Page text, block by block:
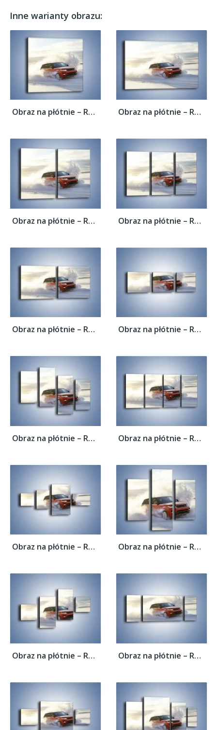
Inne warianty obrazu:
Obraz na płótnie – Rover Range Sport w... Obraz na płótnie – Rover Range Sport w...
Obraz na płótnie – Rover Range Sport w... Obraz na płótnie – Rover Range Sport w...
Obraz na płótnie – Rover Range Sport w... Obraz na płótnie – Rover Range Sport w...
Obraz na płótnie – Rover Range Sport w... Obraz na płótnie – Rover Range Sport w...
Obraz na płótnie – Rover Range Sport w... Obraz na płótnie – Rover Range Sport w...
Obraz na płótnie – Rover Range Sport w... Obraz na płótnie – Rover Range Sport w...